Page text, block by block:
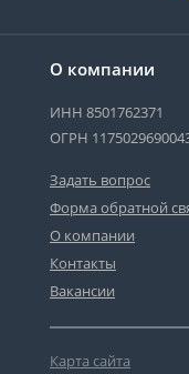
О компании
ИНН 8501762371
ОГРН
Задать вопрос
Форма обратной
О компании
Контакты
Вакансии
Карта сайта